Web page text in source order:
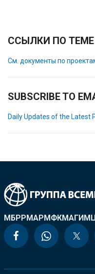
ССЫЛКИ ПО ТЕМЕ
См. документы по
SUBSCRIBE TO
Daily Updates of the Latest
МБРРМАРМФКМАГИ